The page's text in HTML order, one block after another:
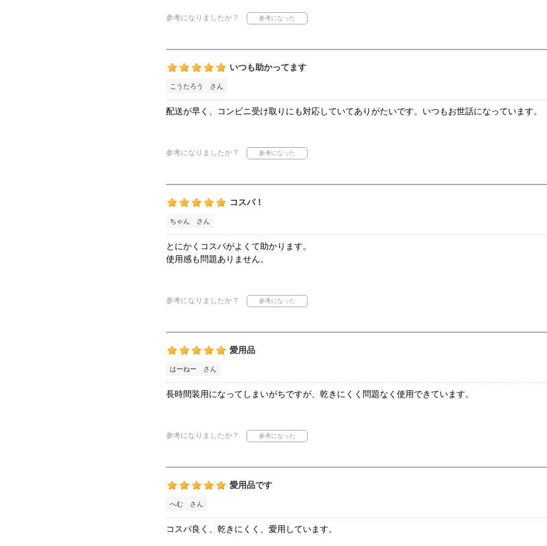
参考になりましたか？
いつも助かってます
こうたろう さん
配送が早く、コンビニ受け取りにも対応していてありがたいです。いつもお世話になっています。
参考になりましたか？
コスパ！
ちゃん さん
とにかくコスパがよくて助かります。
使用感も問題ありません。
参考になりましたか？
愛用品
はーねー さん
長時間装用になってしまいがちですが、乾きにくく問題なく使用できています。
参考になりましたか？
愛用品です
へむ さん
コスパ良く、乾きにくく、愛用しています。